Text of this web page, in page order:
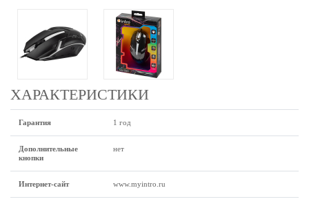
ХАРАКТЕРИСТИКИ
Гарантия 1 год
Дополнительные
кнопки
нет
Интернет-сайт www.myintro.ru